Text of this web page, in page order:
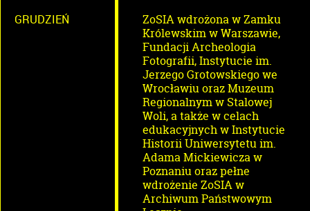
GRUDZIEŃ
ZoSIA wdrożona w Zamku
Królewskim w Warszawie,
Fundacji Archeologia
Fotografii, Instytucie im.
Jerzego Grotowskiego we
Wrocławiu oraz Muzeum
Regionalnym w Stalowej
Woli, a także w celach
edukacyjnych w Instytucie
Historii Uniwersytetu im.
Adama Mickiewicza w
Poznaniu oraz pełne
wdrożenie ZoSIA w
Archiwum Państwowym